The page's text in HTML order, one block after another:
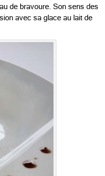
de bravoure. Son sens des
avec sa glace au lait de